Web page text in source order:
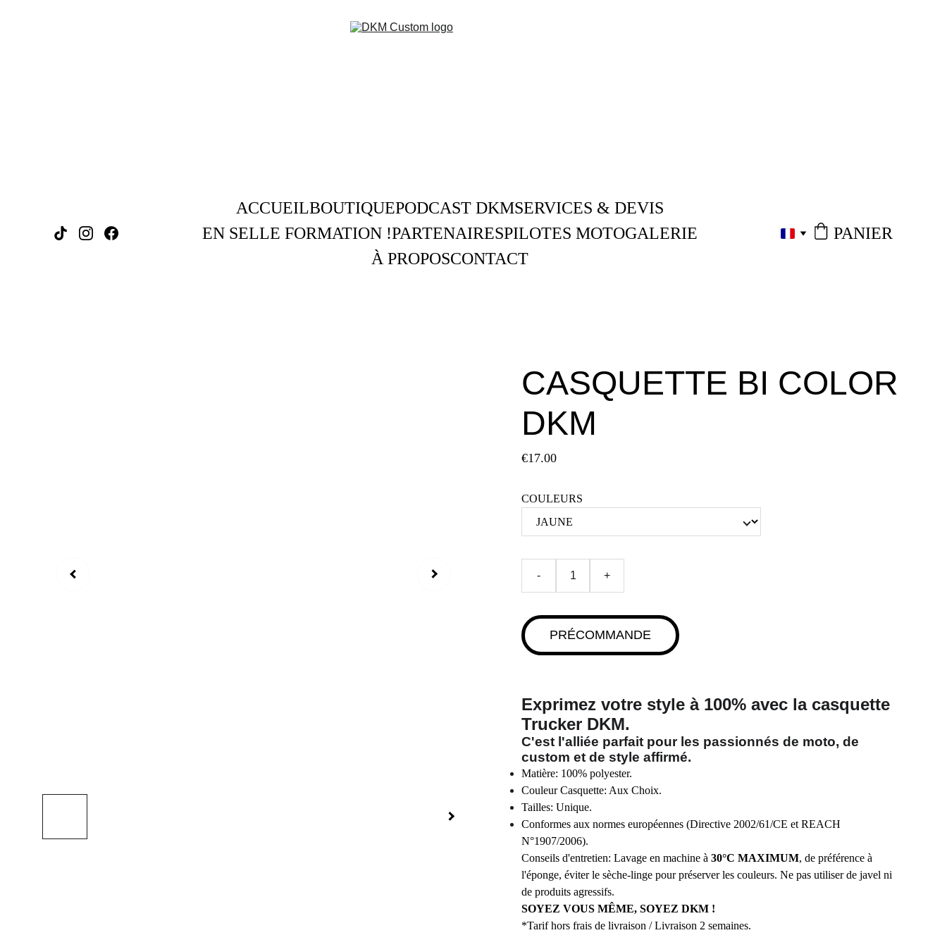
ACCUEILBOUTIQUEPODCAST DKMSERVICES & DEVIS
EN SELLE FORMATION !PARTENAIRESPILOTES MOTOGALERIE
À PROPOSCONTACT
PANIER
CASQUETTE BI COLOR
DKM
€17.00
COULEURS
- +
PRÉCOMMANDE
Exprimez votre style à 100% avec la casquette
Trucker DKM.
C'est l'alliée parfait pour les passionnés de moto, de
custom et de style affirmé.
Matière: 100% polyester.
Couleur Casquette: Aux Choix.
Tailles: Unique.
Conformes aux normes européennes (Directive 2002/61/CE et REACH
N°1907/2006).
Conseils d'entretien: Lavage en machine à 30°C MAXIMUM, de préférence à
l'éponge, éviter le sèche-linge pour préserver les couleurs. Ne pas utiliser de javel ni
de produits agressifs.
SOYEZ VOUS MÊME, SOYEZ DKM !
*Tarif hors frais de livraison / Livraison 2 semaines.